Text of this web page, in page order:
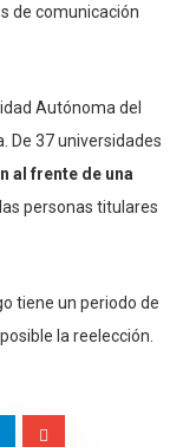
de comunicación
Autónoma del
De 37 universidades
al frente de una
personas titulares
tiene un periodo de
la reelección.